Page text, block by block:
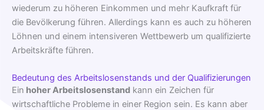
wiederum zu höheren Einkommen und mehr Kaufkraft für
die Bevölkerung führen. Allerdings kann es auch zu höheren
Löhnen und einem intensiveren Wettbewerb um qualifizierte
Arbeitskräfte führen.
Bedeutung des Arbeitslosenstands und der Qualifizierungen
Ein hoher Arbeitslosenstand kann ein Zeichen für
wirtschaftliche Probleme in einer Region sein. Es kann aber